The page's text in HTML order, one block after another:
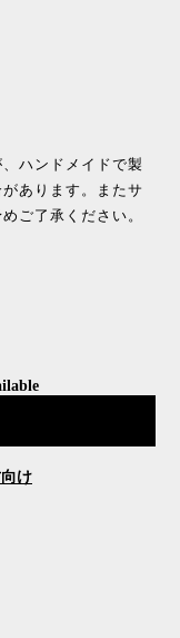
ハンドメイドで製
あります。またサ
ご了承ください。
け